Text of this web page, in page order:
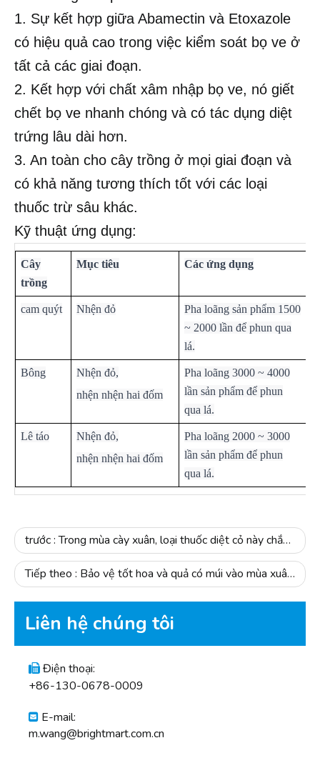
1. Sự kết hợp giữa Abamectin và Etoxazole
có hiệu quả cao trong việc kiểm soát bọ ve ở
tất cả các giai đoạn.
2. Kết hợp với chất xâm nhập bọ ve, nó giết
chết bọ ve nhanh chóng và có tác dụng diệt
trứng lâu dài hơn.
3. An toàn cho cây trồng ở mọi giai đoạn và
có khả năng tương thích tốt với các loại
thuốc trừ sâu khác.
Kỹ thuật ứng dụng:
Cây
trồng
Mục tiêu Các ứng dụng
cam quýt Nhện đỏ
Pha loãng sản phẩm 1500
~ 2000 lần để phun qua
lá.
Bông
Nhện đỏ,
nhện nhện hai đốm
Pha loãng 3000 ~ 4000
lần sản phẩm để phun
qua lá.
Lê táo
Nhện đỏ,
nhện nhện hai đốm
Pha loãng 2000 ~ 3000
lần sản phẩm để phun
qua lá.
trước :Trong mùa cày xuân, loại thuốc diệt cỏ này chắc chắn sẽ có ích cho bạn.
Tiếp theo : Bảo vệ tốt hoa và quả có múi vào mùa xuân là điều cần thiết để tăng năng suất cây có múi
Liên hệ chúng tôi
 Điện thoại:
+86-130-0678-0009
 E-mail:
m.wang@brightmart.com.cn